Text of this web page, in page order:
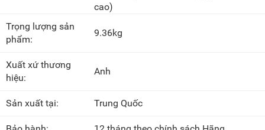
cao)
Trọng lượng sản
phẩm:
9.36kg
Xuất xứ thương
hiệu:
Anh
Sản xuất tại: Trung Quốc